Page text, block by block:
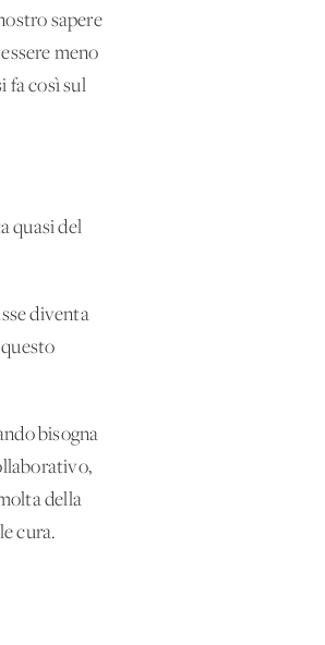
sapere
meno
fa così sul
quasi del
diventa
bisogna
della
cura.